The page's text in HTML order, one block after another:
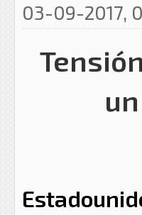
03-09-2017,
E